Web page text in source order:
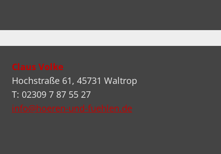
Claus Volke
Hochstraße 61, 45731 Waltrop
T: 02309 7 87 55 27
info@hoeren-und-fuehlen.de